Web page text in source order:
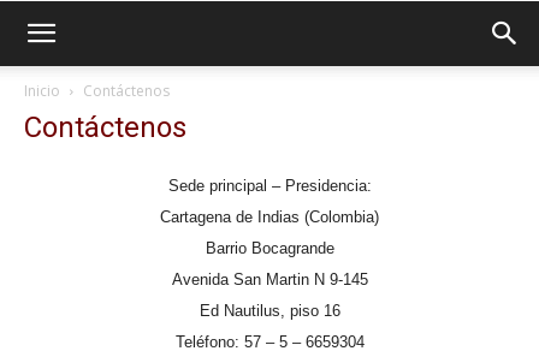
Inicio Contáctenos
Contáctenos
Sede principal – Presidencia:
Cartagena de Indias (Colombia)
Barrio Bocagrande
Avenida San Martin N 9-145
Ed Nautilus, piso 16
Teléfono: 57 – 5 – 6659304